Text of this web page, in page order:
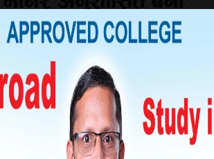
रहेको घटनास्थलमा पुगेको प्रहरीले